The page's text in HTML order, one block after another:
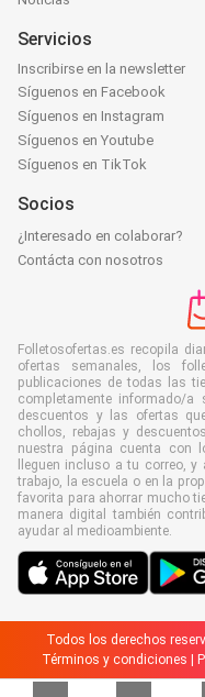
Servicios
Inscribirse en la newsletter
Síguenos en Facebook
Síguenos en Instagram
Síguenos en Youtube
Síguenos en TikTok
Socios
¿Interesado en colaborar?
Contácta con nosotros
Folletosofertas.es recopila
ofertas semanales, los
publicaciones de todas las
completamente informado/
descuentos y las ofertas
chollos, rebajas y
nuestra página cuenta con
lleguen incluso a tu correo,
trabajo, la escuela o en la
favorita para ahorrar mucho
manera digital también
ayudar al medioambiente.
Todos los derechos
Términos y condiciones